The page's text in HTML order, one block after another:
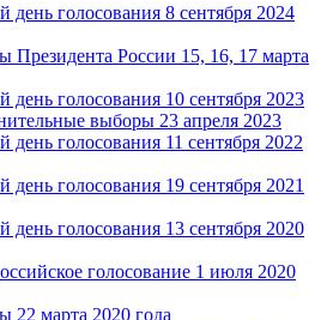
день голосования 8 сентября 2024
Президента России 15, 16, 17 марта
день голосования 10 сентября 2023
выборы 23 апреля 2023
день голосования 11 сентября 2022
день голосования 19 сентября 2021
день голосования 13 сентября 2020
голосование 1 июля 2020
22 марта 2020 года